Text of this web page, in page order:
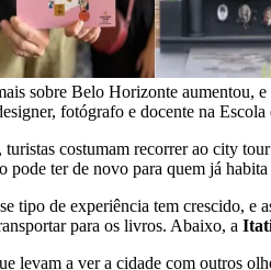
sobre Belo Horizonte aumentou,
fotógrafo e docente na
costumam recorrer ao city
pode ter de novo para quem já
tipo de experiência tem crescido, e
para os livros. Abaixo, a
levam a ver a cidade com outros